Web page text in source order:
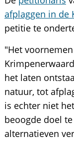
afplaggen in de
petitie te
"Het
het laten
natuur, tot
is echter niet
beoogde doel
alternatieven